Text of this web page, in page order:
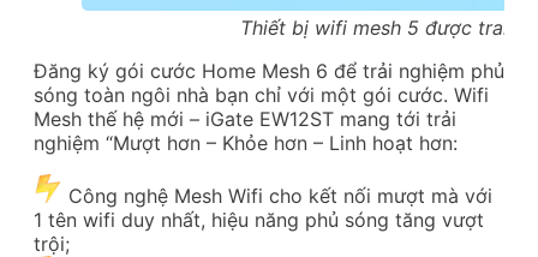
Thiết bị wifi mesh 5 được trang
Đăng ký gói cước Home Mesh 6 để trải nghiệm phủ
sóng toàn ngôi nhà bạn chỉ với một gói cước. Wifi
Mesh thế hệ mới – iGate EW12ST mang tới trải
nghiệm “Mượt hơn – Khỏe hơn – Linh hoạt hơn:
Công nghệ Mesh Wifi cho kết nối mượt mà với
1 tên wifi duy nhất, hiệu năng phủ sóng tăng vượt
trội;